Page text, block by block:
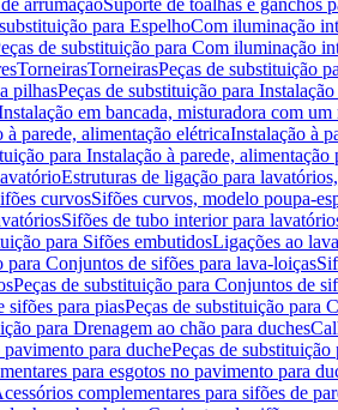
arrumaçãoSuporte de toalhas e ganchos
para EspelhoCom iluminação
de substituição para Com iluminação
TorneirasTorneirasPeças de substituição
pilhasPeças de substituição para
em bancada, misturadora com
à parede, alimentação elétricaInstalação à
para Instalação à parede, alimentação
Estruturas de ligação para
curvosSifões curvos, modelo poupa-
Sifões de tubo interior para
para Sifões embutidosLigações ao
para Conjuntos de sifões para lava-loiças
Peças de substituição para Conjuntos de
sifões para piasPeças de substituição para
para Drenagem ao chão para duches
para duchePeças de
para esgotos no pavimento para
complementares para sifões de